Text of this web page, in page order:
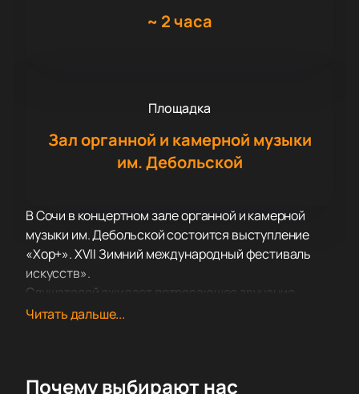
~ 2 часа
Площадка
Зал органной и камерной музыки
им. Дебольской
В Сочи в концертном зале органной и камерной
музыки им. Дебольской состоится выступление
«Хор+». XVII Зимний международный фестиваль
искусств».
Слушателей ожидает потрясающее звучание
ансамбля голосов, сливающихся друг с другом.
трогает душу, пробуждает возвышенные светлые
Читать дальше...
Почему выбирают нас